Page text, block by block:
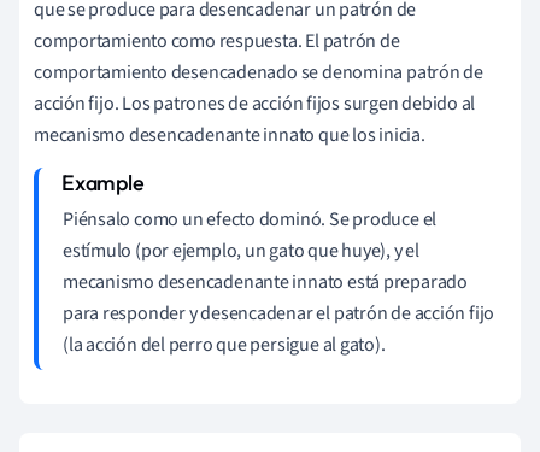
que se produce para desencadenar un patrón de
comportamiento como respuesta. El patrón de
comportamiento desencadenado se denomina patrón de
acción fijo. Los patrones de acción fijos surgen debido al
mecanismo desencadenante innato que los inicia.
Piénsalo como un efecto dominó. Se produce el
estímulo (por ejemplo, un gato que huye), y el
mecanismo desencadenante innato está preparado
para responder y desencadenar el patrón de acción fijo
(la acción del perro que persigue al gato).